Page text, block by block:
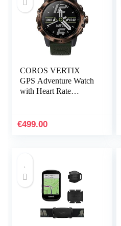
COROS VERTIX
GPS Adventure Watch
with Heart Rate
Rate Monitoring,
€499.00